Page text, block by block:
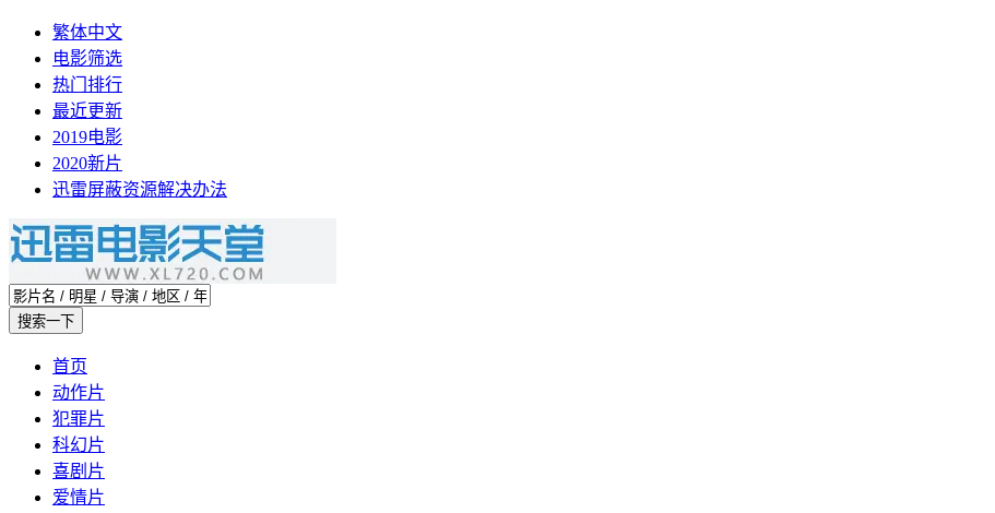
繁体中文
电影筛选
热门排行
最近更新
2019电影
2020新片
迅雷屏蔽资源解决办法
首页
动作片
犯罪片
科幻片
喜剧片
爱情片